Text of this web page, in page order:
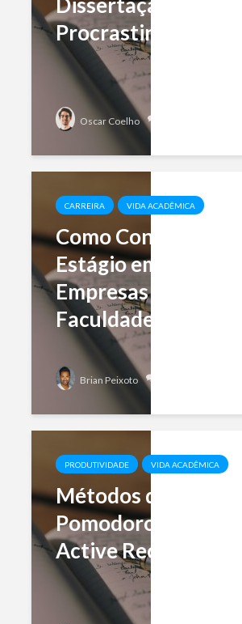
Procrastinar
Oscar Coelho
CARREIRA VIDA ACADÊMICA
Como Conseguir um
Estágio em Grandes
Empresas Ainda na
Faculdade?
Brian Peixoto
PRODUTIVIDADE VIDA ACADÊMICA
Métodos de Estudo:
Pomodoro, Feynman
Active Recall